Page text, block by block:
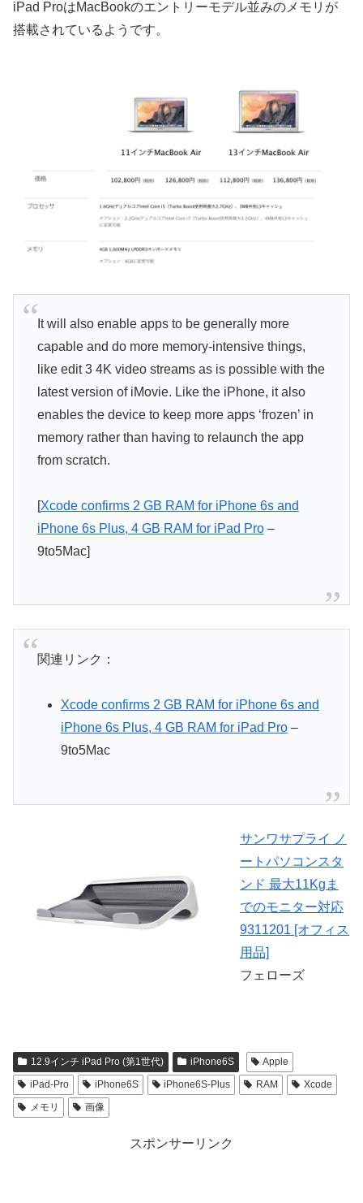
iPad ProはMacBookのエントリーモデル並みのメモリが
搭載されているようです。
It will also enable apps to be generally more
capable and do more memory-intensive things,
like edit 3 4K video streams as is possible with the
latest version of iMovie. Like the iPhone, it also
enables the device to keep more apps ‘frozen’ in
memory rather than having to relaunch the app
from scratch.
[Xcode confirms 2 GB RAM for iPhone 6s and
iPhone 6s Plus, 4 GB RAM for iPad Pro–
9to5Mac]
関連リンク：
Xcode confirms 2 GB RAM for iPhone 6s and
iPhone 6s Plus, 4 GB RAM for iPad Pro–
9to5Mac
サンワサプライ ノ
ートパソコンスタ
ンド 最大11Kgま
でのモニター対応
9311201 [オフィス
用品]
フェローズ
12.9インチ iPad Pro (第1世代) iPhone6S
Apple
iPad-Pro
iPhone6S iPhone6S-Plus RAM
Xcode
メモリ
画像
スポンサーリンク